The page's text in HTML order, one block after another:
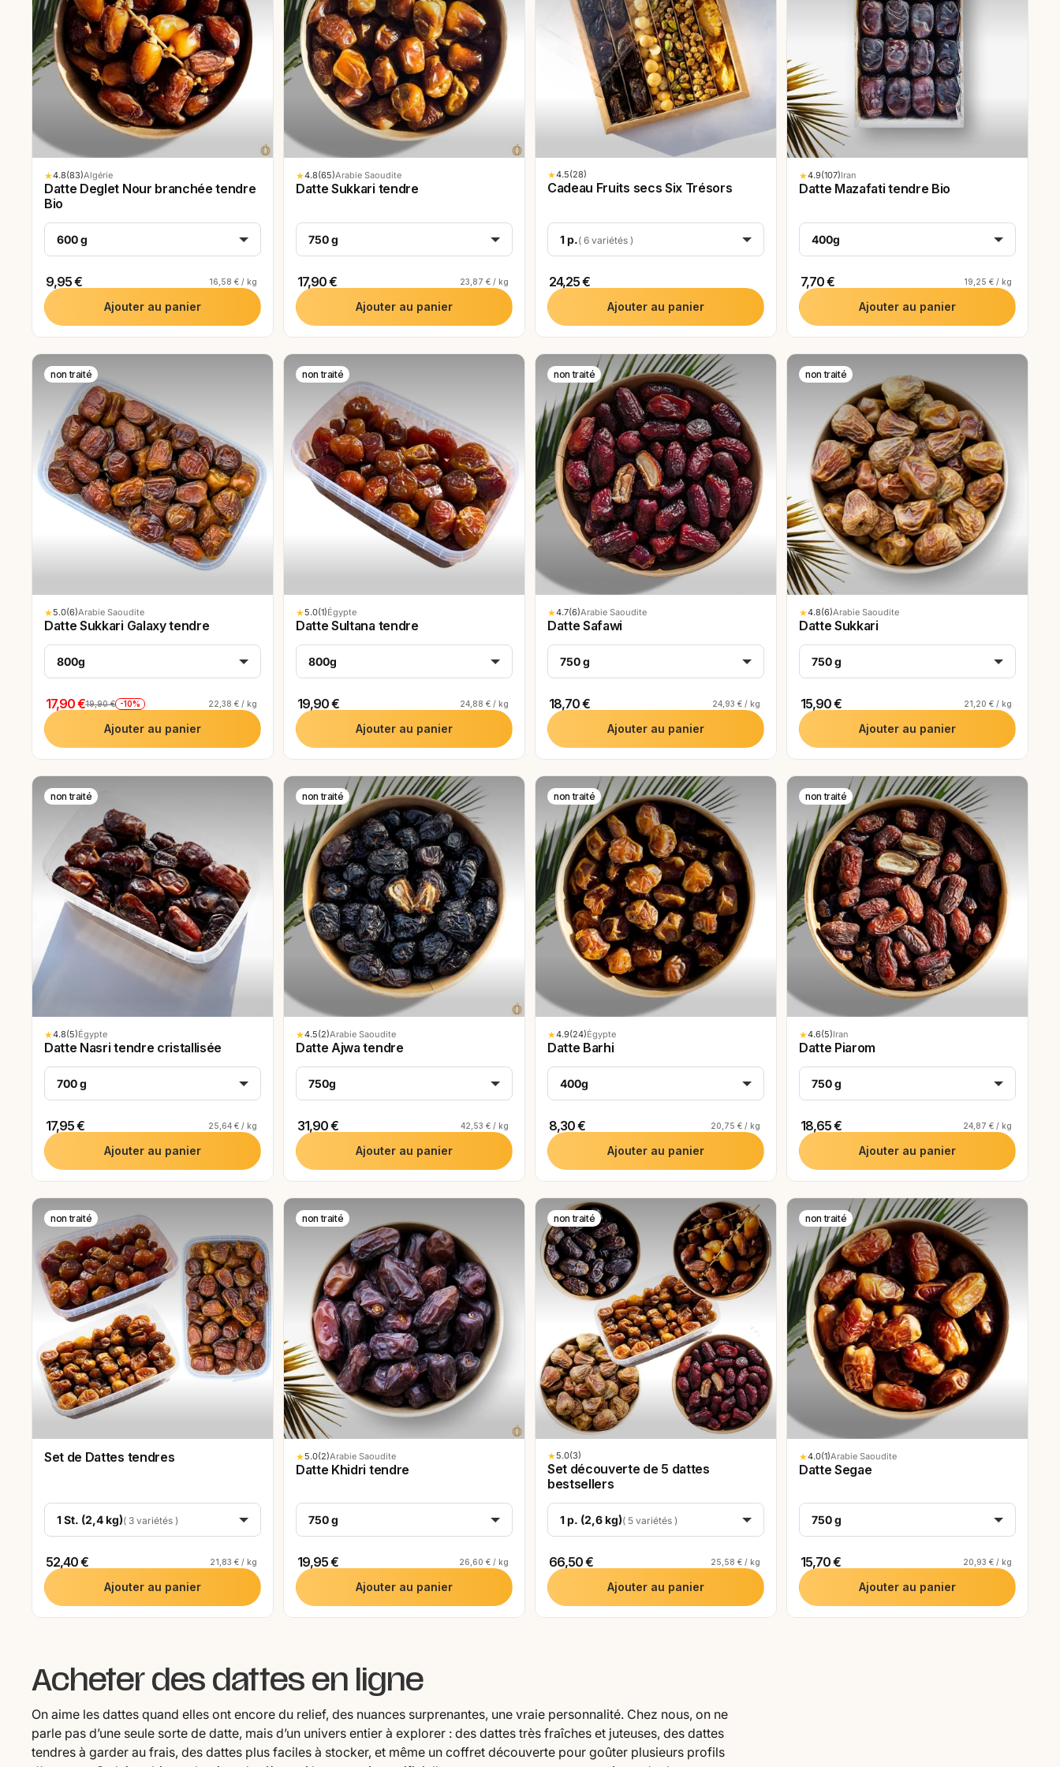
FILTRER
TRIER PAR
DISPONIBILITÉ
★4.8(83)Algérie
Datte Deglet Nour branchée tendre
Bio
600 g
9,95 € 16,58 € / kg
Ajouter au panier
★4.8(65)Arabie Saoudite
Datte Sukkari tendre
750 g
17,90 € 23,87 € / kg
Ajouter au panier
★4.5(28)
Cadeau Fruits secs Six Trésors
1 p.( 6 variétés )
24,25 €
Ajouter au panier
★4.9(107)Iran
Datte Mazafati tendre Bio
400g
7,70 € 19,25 € / kg
Ajouter au panier
non traité
★5.0(6)Arabie Saoudite
Datte Sukkari Galaxy tendre
800g
17,90 €19,90 € -10% 22,38 € / kg
Ajouter au panier
non traité
★5.0(1)Égypte
Datte Sultana tendre
800g
19,90 € 24,88 € / kg
Ajouter au panier
non traité
★4.7(6)Arabie Saoudite
Datte Safawi
750 g
18,70 € 24,93 € / kg
Ajouter au panier
non traité
★4.8(6)Arabie Saoudite
Datte Sukkari
750 g
15,90 € 21,20 € / kg
Ajouter au panier
non traité
★4.8(5)Égypte
Datte Nasri tendre cristallisée
700 g
17,95 € 25,64 € / kg
Ajouter au panier
non traité
★4.5(2)Arabie Saoudite
Datte Ajwa tendre
750g
31,90 € 42,53 € / kg
Ajouter au panier
non traité
★4.9(24)Égypte
Datte Barhi
400g
8,30 € 20,75 € / kg
Ajouter au panier
non traité
★4.6(5)Iran
Datte Piarom
750 g
18,65 € 24,87 € / kg
Ajouter au panier
non traité
Set de Dattes tendres
1 St. (2,4 kg)( 3 variétés )
52,40 € 21,83 € / kg
Ajouter au panier
non traité
★5.0(2)Arabie Saoudite
Datte Khidri tendre
750 g
19,95 € 26,60 € / kg
Ajouter au panier
non traité
★5.0(3)
Set découverte de 5 dattes
bestsellers
1 p. (2,6 kg)( 5 variétés )
66,50 € 25,58 € / kg
Ajouter au panier
non traité
★4.0(1)Arabie Saoudite
Datte Segae
750 g
15,70 € 20,93 € / kg
Ajouter au panier
Acheter des dattes en ligne
On aime les dattes quand elles ont encore du relief, des nuances surprenantes, une vraie personnalité. Chez nous, on ne
parle pas d’une seule sorte de datte, mais d’un univers entier à explorer : des dattes très fraîches et juteuses, des dattes
tendres à garder au frais, des dattes plus faciles à stocker, et même un coffret découverte pour goûter plusieurs profils